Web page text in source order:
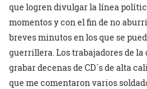
que logren divulgar la línea
momentos y con el fin de no
breves minutos en los que se
guerrillera. Los trabajadores de
grabar decenas de CD´s de alta
que me comentaron varios